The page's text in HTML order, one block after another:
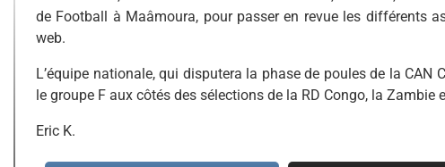
de Football à Maâmoura, pour passer en revue les différents
web.
L’équipe nationale, qui disputera la phase de poules de la CAN
le groupe F aux côtés des sélections de la RD Congo, la Zambie
Eric K.